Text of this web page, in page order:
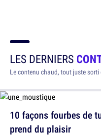
LES DERNIERS
Le contenu chaud, tout juste sorti
10 façons fourbes de
prend du plaisir